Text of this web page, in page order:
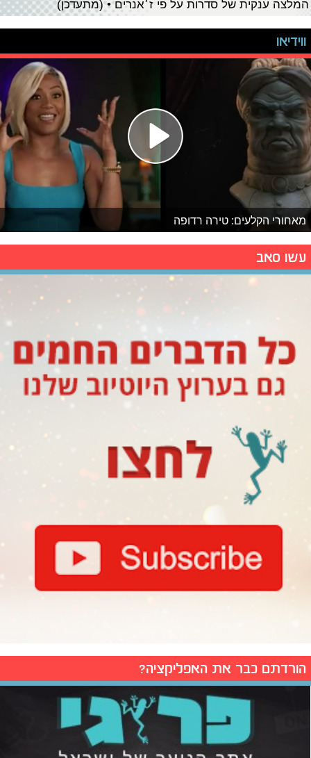
המלצה ענקית של סדרות על פי ז׳אנרים • (מתעדכן)
ווידיאו
מאחורי הקלעים: טירה רדופה
עשו סאב
הורדתם כבר את האפליקציה?